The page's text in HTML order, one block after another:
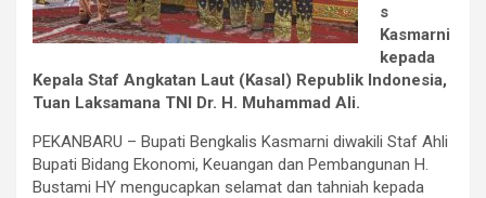
s
Kasmarni
kepada
Kepala Staf Angkatan Laut (Kasal) Republik Indonesia,
Tuan Laksamana TNI Dr. H. Muhammad Ali.
PEKANBARU – Bupati Bengkalis Kasmarni diwakili Staf Ahli
Bupati Bidang Ekonomi, Keuangan dan Pembangunan H.
Bustami HY mengucapkan selamat dan tahniah kepada